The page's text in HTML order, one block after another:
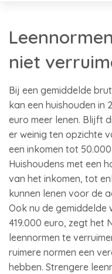
niet
Bij een gemiddelde
kan een huishouden in
euro meer lenen. Blijft
er weinig ten opzichte
een inkomen tot
Huishoudens met een
van het inkomen, tot
kunnen lenen voor de
Ook nu de gemiddelde
419.000 euro, zegt het
leennormen te
ruimere normen een
hebben. Strengere